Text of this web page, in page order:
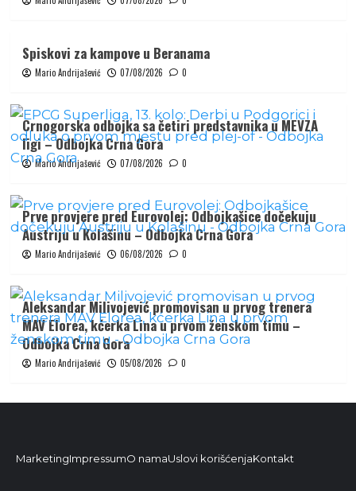
Spiskovi za kampove u Beranama
Mario Andrijašević 07/08/2026 0
Crnogorska odbojka sa četiri predstavnika u MEVZA
ligi – Odbojka Crna Gora
Mario Andrijašević 07/08/2026 0
Prve provjere pred Eurovolej: Odbojkašice dočekuju
Austriju u Kolašinu – Odbojka Crna Gora
Mario Andrijašević 06/08/2026 0
Aleksandar Milivojević promovisan u prvog trenera
MAV Elorea, kćerka Lina u prvom ženskom timu –
Odbojka Crna Gora
Mario Andrijašević 05/08/2026 0
MarketingImpressumO namaUslovi korišćenjaKontakt